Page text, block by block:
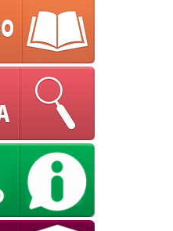
powered by WPCookiePro